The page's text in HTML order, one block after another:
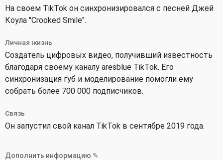
На своем TikTok он синхронизировался с песней Джей
Коула "Crooked Smile".
Личная жизнь
Создатель цифровых видео, получивший известность
благодаря своему каналу aresblue TikTok. Его
синхронизация губ и моделирование помогли ему
собрать более 700 000 подписчиков.
Связь
Он запустил свой канал TikTok в сентябре 2019 года.
Дополнить информацию ✎